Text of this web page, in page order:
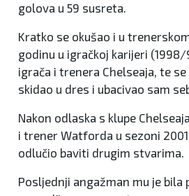
golova u 59 susreta.
Kratko se okušao i u
godinu u igračkoj karijeri
igrača i trenera Chelseaja, te
skidao u dres i ubacivao sam
Nakon odlaska s klupe
i trener Watforda u sezoni
odlučio baviti drugim stvarima.
Posljednji angažman mu je bila